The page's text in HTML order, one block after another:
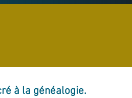
à la généalogie.